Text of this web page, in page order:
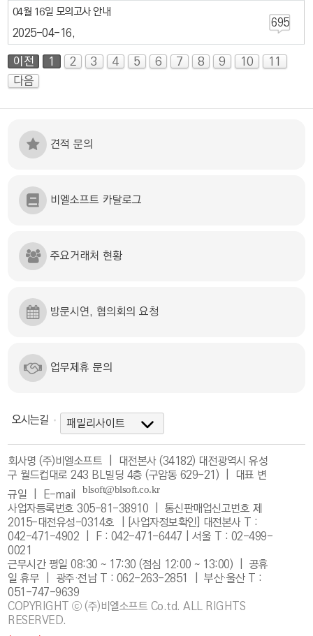
04월 16일 모의고사 안내
2025-04-16
695
이전 1 2 3 4 5 6 7 8 9 10
11
다음
견적 문의
비엘소프트 카탈로그
주요거래처 현황
방문시연, 협의회의 요청
업무제휴 문의
오시는길
회사명 (주)비엘소프트 | 대전본사 (34182) 대전광역시 유성
구 월드컵대로 243 BL빌딩 4층 (구암동 629-21) | 대표 변
규일 |
E-mail
사업자등록번호 305-81-38910 | 통신판매업신고번호 제
2015-대전유성-0314호 |
[사업자정보확인]
대전본사 T :
042-471-4902 | F : 042-471-6447 | 서울 T : 02-499-
0021
근무시간 평일 08:30 ~ 17:30 (점심 12:00 ~ 13:00) | 공휴
일 휴무 | 광주·전남 T : 062-263-2851 | 부산·울산 T :
051-747-9639
COPYRIGHT ⓒ (주)비엘소프트 Co.td. ALL RIGHTS
RESERVED.